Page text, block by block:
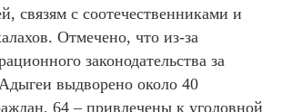
связям с соотечественниками и
Отмечено, что из-за
законодательства за
выдворено около 40
64 – привлечены к уголовной